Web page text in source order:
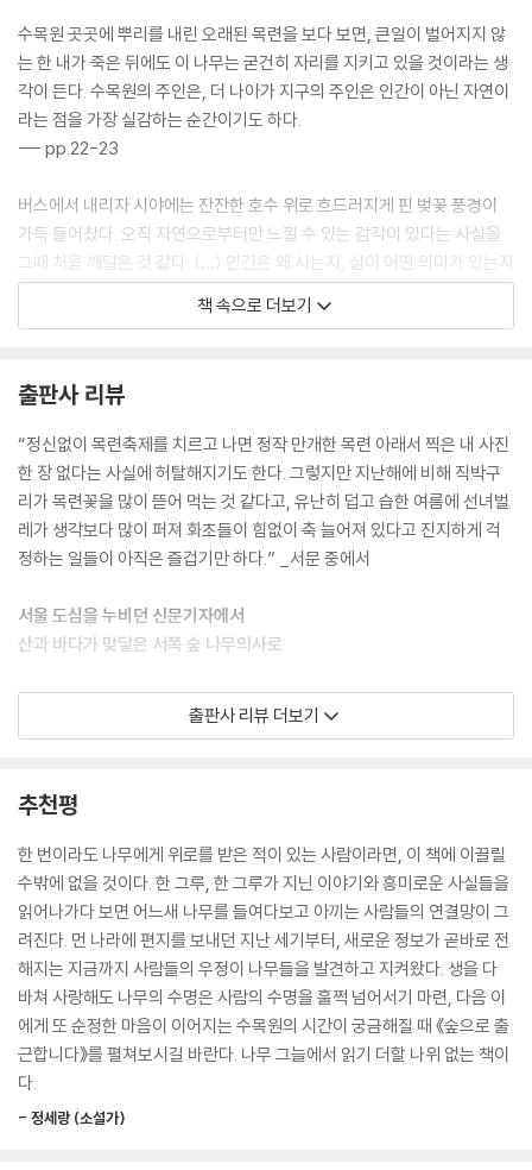
수목원 곳곳에 뿌리를 내린 오래된 목련을 보다 보면, 큰일이 벌어지지 않
는 한 내가 죽은 뒤에도 이 나무는 굳건히 자리를 지키고 있을 것이라는 생
각이 든다. 수목원의 주인은, 더 나아가 지구의 주인은 인간이 아닌 자연이
라는 점을 가장 실감하는 순간이기도 하다.
--- pp.22-23
버스에서 내리자 시야에는 잔잔한 호수 위로 흐드러지게 핀 벚꽃 풍경이
가득 들어찼다. 오직 자연으로부터만 느낄 수 있는 감각이 있다는 사실을
그때 처음 깨달은 것 같다. (…) 인간은 왜 사는지, 삶이 어떤 의미가 있는지
따위의, 지금까지도 쉽게 답할 수 없는 온갖 질문으로 가득 찬 10대의 머릿
병해충 피해로 수관 하부의 잎이 붉게 말랐거나 수분 부족으로 꼭대기부터
말라 고사한 소나무의 모습을 요즘엔 어디서나 쉽게 볼 수 있는 것이 현실
이다. 수십 층짜리 빌딩 앞에 마치 전시품처럼 심긴 소나무를 보면 애처로
운 마음이 든다. 그 나무가 그 자리에서 건강하게, 오래 살지 못할 것이라는
사실이 너무 뻔해서다.
--- p.75
천리포수목원의 식물 이력 관리 프로그램을 살펴보면, 2017년 자연교잡
으로 발아한 무궁화 가운데 모체와는 다른 특성을 보인 22개 개체에 자체
품종으로 등록된 건 아니지만, (…) 수목원에서만 누릴 수 있는 특별한 직
--- p.94
태산목의 진가는 한여름에 드러난다. 6월부터 사람 얼굴만 한 흰 꽃을 가
이 아니다. 품종에 따라 조금씩 차이가 있지만 꽃의 지름이 최대 30센티미
터에 이를 정도로 압도적인 크기를 자랑하는 덕분이다.
--- p.106
기회가 된다면 꼭 해설을 들으시라고 권한다. (…) 봄이라면 갓 돋아난 풍
나무 새싹이 가을에 얼마나 풍성하게 자라 붉게 물드는지를, 여름이라면
지금은 초록색인 호랑가시나무 열매가 한겨울에 빨갛게 익어 그 위로 눈이
내리는 풍경이 얼마나 아늑하고 아름다운지를 말이다. 해설이 끝난 뒤 탐
방객들이 “이제 산책하다가 나무 다섯 종류 정도는 알아볼 수 있을 것 같아
요”라고 말씀하시면 그보다 더 기쁜 일이 없다.
책 속으로 더보기
출판사 리뷰
“정신없이 목련축제를 치르고 나면 정작 만개한 목련 아래서 찍은 내 사진
한 장 없다는 사실에 허탈해지기도 한다. 그렇지만 지난해에 비해 직박구
리가 목련꽃을 많이 뜯어 먹는 것 같다고, 유난히 덥고 습한 여름에 선녀벌
레가 생각보다 많이 퍼져 화초들이 힘없이 축 늘어져 있다고 진지하게 걱
정하는 일들이 아직은 즐겁기만 하다.” _서문 중에서
서울 도심을 누비던 신문기자에서
산과 바다가 맞닿은 서쪽 숲 나무의사로
물론 수목원에서의 삶이 마냥 낭만적이지만은 않다. “한여름 뙤약볕 아래
에서는 뒤돌아서면 자라는 잡초를 뽑느라 하루가 다 가고, 바람이 차가워
목원에서 일하며 저자는 “스스로 어디에 있어야 하는지를 잘 아는 것”의
중요함을 배워간다. “모든 식물이 해가 쨍쨍한 양지바른 곳에서 잘 자라는
것은 아니다. 노루오줌이나 홍지네고사리처럼 그늘진 곳을 좋아하는 식물
도 있고, 노랑꽃창포처럼 뿌리가 물속에 잠겨도 잘 자라는 습지식물도 있
다.”(86쪽) 사람 또한 그렇다. 그는 “서울에서 대학을 다니고 직장 생활을
하면서 계속 나와는 맞지 않는 곳에 뿌리내리려고 한다는 느낌”을 받았지
만, 마을버스가 한 시간에 한 대씩 서고 스타벅스 기프티콘을 선물 받으면
40킬로미터 떨어진 시내에 나가서 써야 하는 ‘슬로 시티’ 태안에서의 속도
감이 비로소 딱 알맞다고 여긴다. 봄은 각종 축제로 가드너들이 가장 바빠
지는 계절이지만, 시야 전체가 초록빛 필터가 쓰인 듯 환상적인 풍경 속에
로운 빅토리아수련을 꽃피우기 위해 뜨거운 햇살 아래 가슴장화를 입고 수
출판사 리뷰 더보기
추천평
한 번이라도 나무에게 위로를 받은 적이 있는 사람이라면, 이 책에 이끌릴
수밖에 없을 것이다. 한 그루, 한 그루가 지닌 이야기와 흥미로운 사실들을
읽어나가다 보면 어느새 나무를 들여다보고 아끼는 사람들의 연결망이 그
려진다. 먼 나라에 편지를 보내던 지난 세기부터, 새로운 정보가 곧바로 전
해지는 지금까지 사람들의 우정이 나무들을 발견하고 지켜왔다. 생을 다
바쳐 사랑해도 나무의 수명은 사람의 수명을 훌쩍 넘어서기 마련, 다음 이
에게 또 순정한 마음이 이어지는 수목원의 시간이 궁금해질 때 《숲으로 출
근합니다》를 펼쳐보시길 바란다. 나무 그늘에서 읽기 더할 나위 없는 책이
다.
- 정세랑 (소설가)